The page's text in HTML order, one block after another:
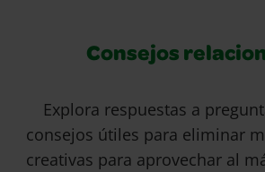
Consejos
Explora respuestas a
consejos útiles para eliminar
creativas para aprovechar al